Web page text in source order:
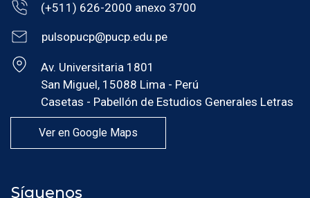
(+511) 626-2000 anexo 3700
pulsopucp@pucp.edu.pe
Av. Universitaria 1801
San Miguel, 15088 Lima - Perú
Casetas - Pabellón de Estudios Generales Letras
Ver en Google Maps
Síguenos